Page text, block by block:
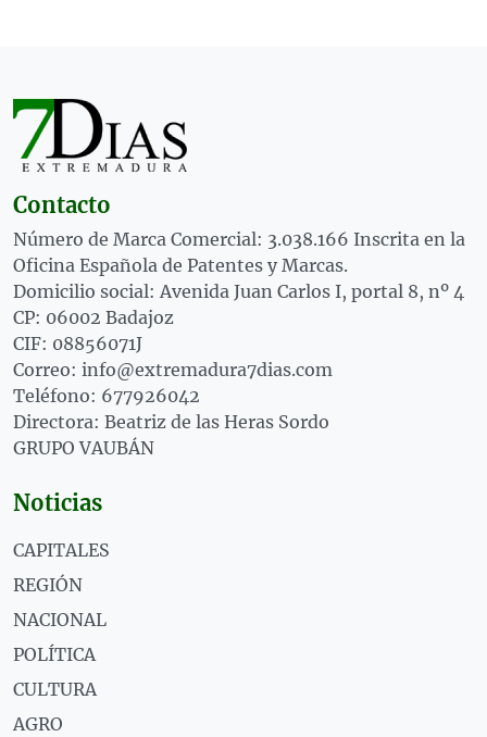
Contacto
Número de Marca Comercial: 3.038.166 Inscrita en la
Oficina Española de Patentes y Marcas.
Domicilio social: Avenida Juan Carlos I, portal 8, nº 4
CP: 06002 Badajoz
CIF: 08856071J
Correo: info@extremadura7dias.com
Teléfono: 677926042
Directora: Beatriz de las Heras Sordo
GRUPO VAUBÁN
Noticias
CAPITALES
REGIÓN
NACIONAL
POLÍTICA
CULTURA
AGRO